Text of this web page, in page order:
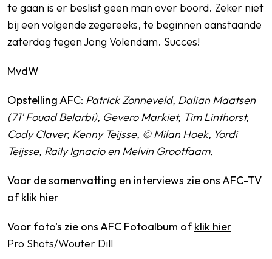
te gaan is er beslist geen man over boord. Zeker niet
bij een volgende zegereeks, te beginnen aanstaande
zaterdag tegen Jong Volendam. Succes!
MvdW
Opstelling AFC: Patrick Zonneveld, Dalian Maatsen
(71’ Fouad Belarbi), Gevero Markiet, Tim Linthorst,
Cody Claver, Kenny Teijsse, © Milan Hoek, Yordi
Teijsse, Raily Ignacio en Melvin Grootfaam.
Voor de samenvatting en interviews zie ons AFC-TV
ofklik hier
Voor foto's zie ons AFC Fotoalbum ofklik hier
Pro Shots/Wouter Dill